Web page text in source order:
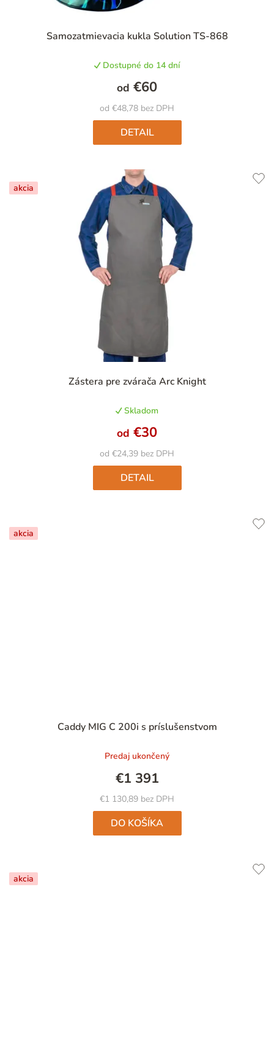
Samozatmievacia kukla Solution TS-868
hodnotenie
je
4,8
z
5
hviezdičiek.
Dostupné do 14 dní
od €48,78 bez DPH
od €60
DETAIL
akcia
Zástera pre zvárača Arc Knight
hodnotenie
je
5,0
z
5
hviezdičiek.
Skladom
od €24,39 bez DPH
od €30
DETAIL
akcia
Caddy MIG C 200i s príslušenstvom
hodnotenie
je
5,0
z
5
hviezdičiek.
Predaj ukončený
€1 130,89 bez DPH
€1 391
DO KOŠÍKA
akcia